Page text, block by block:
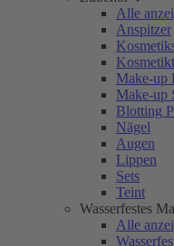
Alle
Anspitzer
Make-up
Make-up
Blotting
Nägel
Augen
Lippen
Sets
Teint
Wasserfestes
Alle